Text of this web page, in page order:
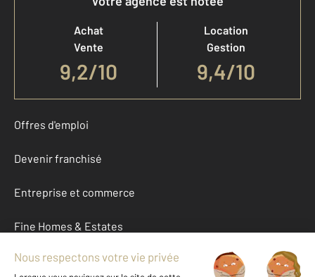
Achat
Vente
9,2/10
Location
Gestion
9,4/10
Offres d'emploi
Devenir franchisé
Entreprise et commerce
Fine Homes & Estates
À propos